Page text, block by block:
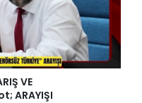
VE
ARAYIŞI